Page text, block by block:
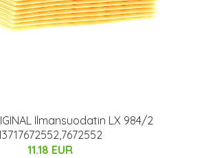
Ilmansuodatin LX 984/2
11.18 EUR